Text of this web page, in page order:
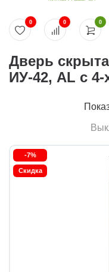
0
0 0
Дверь
ИУ-42, AL с
-7%
Скидка